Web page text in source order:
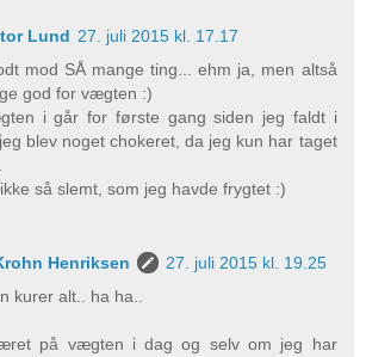
Lund 27. juli 2015 kl. 17.17
mod SÅ mange ting... ehm ja, men altså
god for vægten :)
i går for første gang siden jeg faldt i
blev noget chokeret, da jeg kun har taget
så slemt, som jeg havde frygtet :)
Henriksen
27. juli 2015 kl. 19.25
kurer alt.. ha ha..
på vægten i dag og selv om jeg har